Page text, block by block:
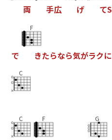
両 手広 げ てS
で
F
きたらなら気がラクに
C
C F G